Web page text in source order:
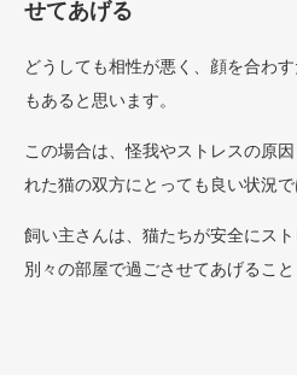
せてあげる
どうしても相性が悪く、顔を合わ
もあると思います。
この場合は、怪我やストレスの原
れた猫の双方にとっても良い状況で
飼い主さんは、猫たちが安全にスト
別々の部屋で過ごさせてあげること